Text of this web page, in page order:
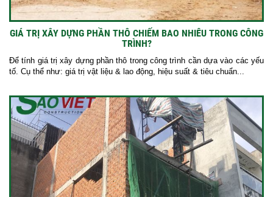
GIÁ TRỊ XÂY DỰNG PHẦN THÔ CHIẾM BAO NHIÊU TRONG CÔNG
TRÌNH?
Để tính giá trị xây dựng phần thô trong công trình cần dựa vào các yếu
tố. Cụ thể như: giá trị vật liệu & lao động, hiệu suất & tiêu chuẩn...